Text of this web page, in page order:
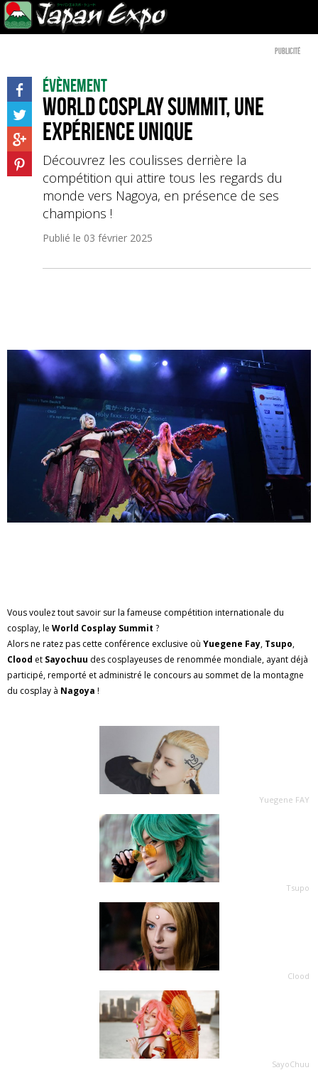
Publicité
Évènement
World Cosplay Summit, une
expérience unique
Découvrez les coulisses derrière la
compétition qui attire tous les regards du
monde vers Nagoya, en présence de ses
champions !
Publié le 03 février 2025
Vous voulez tout savoir sur la fameuse compétition internationale du
cosplay, le World Cosplay Summit ?
Alors ne ratez pas cette conférence exclusive où Yuegene Fay, Tsupo,
Clood et Sayochuu des cosplayeuses de renommée mondiale, ayant déjà
participé, remporté et administré le concours au sommet de la montagne
du cosplay à Nagoya !
Yuegene FAY
Tsupo
Clood
SayoChuu